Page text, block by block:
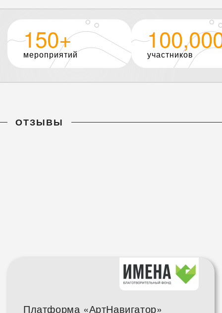
150+
мероприятий участников
ОТЗЫВЫ
Платформа «АртНавигатор»